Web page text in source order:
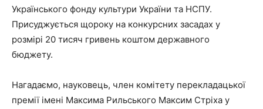
Українського фонду культури України та НСПУ.
Присуджується щороку на конкурсних засадах у
розмірі 20 тисяч гривень коштом державного
бюджету.
Нагадаємо, науковець, член комітету перекладацької
премії імені Максима Рильського Максим Стріха у